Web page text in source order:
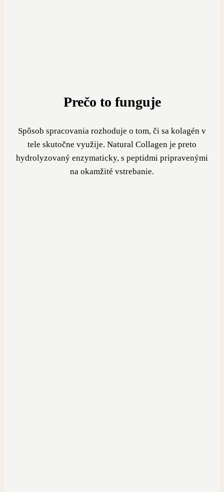
Prečo to funguje
Spôsob spracovania rozhoduje o tom, či sa kolagén v
tele skutočne využije. Natural Collagen je preto
hydrolyzovaný enzymaticky, s peptidmi pripravenými
na okamžité vstrebanie.